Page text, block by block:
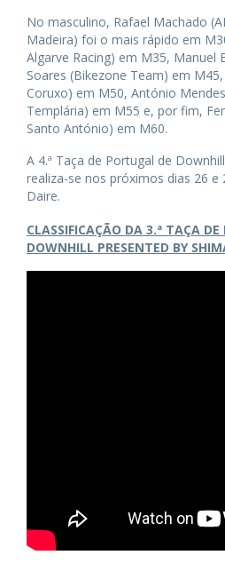
No masculino, Rafael Machado
Madeira) foi o mais rápido em
Algarve Racing) em M35, Manuel
Soares (Bikezone Team) em
Coruxo) em M50, António
Templária) em M55 e, por fim,
Santo António) em M60.
A 4.ª Taça de Portugal de
realiza-se nos próximos dias 26 e
Daire.
CLASSIFICAÇÃO DA 3.ª TAÇA DE
DOWNHILL PRESENTED BY